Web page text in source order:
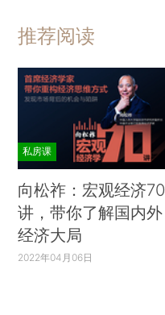
推荐阅读
私房课
向松祚：宏观经济70
讲，带你了解国内外
经济大局
2022年04月06日